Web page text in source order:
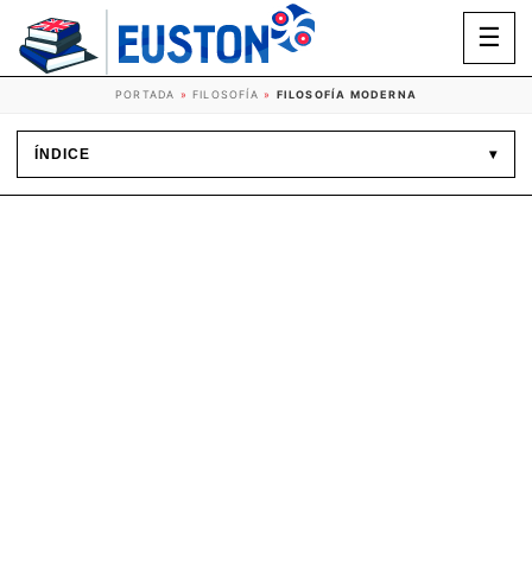
☰
PORTADA »FILOSOFÍA » FILOSOFÍA MODERNA
ÍNDICE ▾